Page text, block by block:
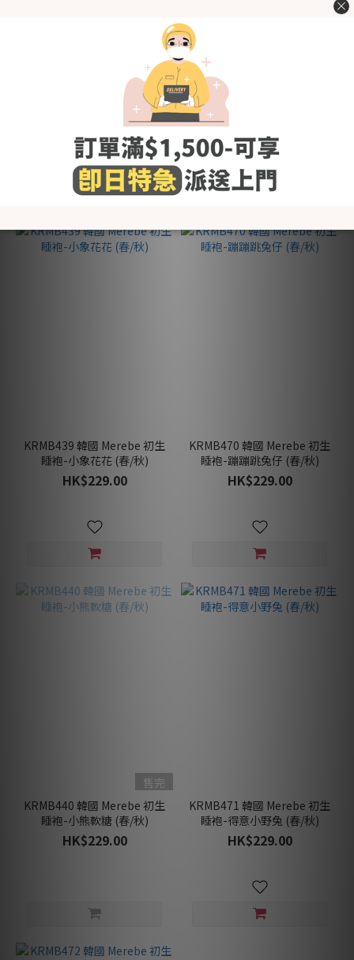
KRMB484 韓國 Merebe 初生
睡袍-獅子BB (春/秋)
KRMB438 韓國 Merebe 初生
睡袍-粉色蘑菇 (春/秋)
KRMB439 韓國 Merebe 初生
睡袍-小象花花 (春/秋)
HK$229.00
KRMB470 韓國 Merebe 初生
睡袍-蹦蹦跳兔仔 (春/秋)
HK$229.00
售完
KRMB440 韓國 Merebe 初生
睡袍-小熊軟糖 (春/秋)
HK$229.00
KRMB471 韓國 Merebe 初生
睡袍-得意小野兔 (春/秋)
HK$229.00